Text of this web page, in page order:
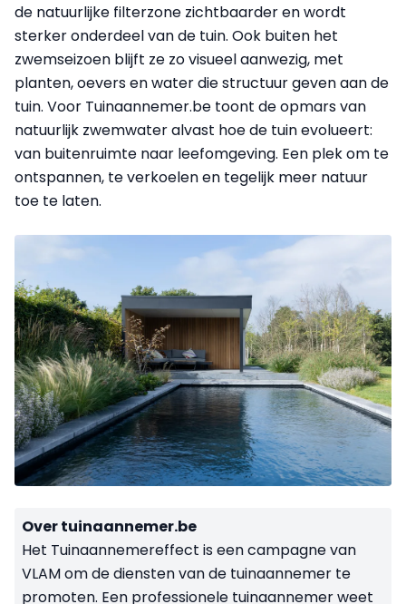
de natuurlijke filterzone zichtbaarder en wordt
sterker onderdeel van de tuin. Ook buiten het
zwemseizoen blijft ze zo visueel aanwezig, met
planten, oevers en water die structuur geven aan de
tuin. Voor Tuinaannemer.be toont de opmars van
natuurlijk zwemwater alvast hoe de tuin evolueert:
van buitenruimte naar leefomgeving. Een plek om te
ontspannen, te verkoelen en tegelijk meer natuur
toe te laten.
Over tuinaannemer.be
Het Tuinaannemereffect is een campagne van
VLAM om de diensten van de tuinaannemer te
promoten. Een professionele tuinaannemer weet